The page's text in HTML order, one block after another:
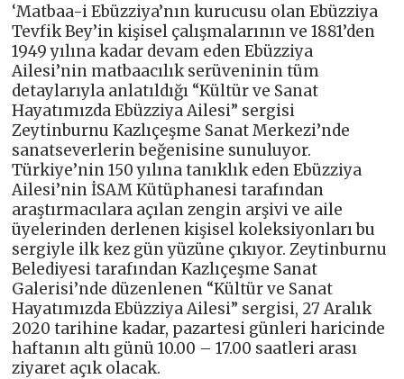
‘Matbaa-i Ebüzziya’nın kurucusu olan Ebüzziya
Tevfik Bey’in kişisel çalışmalarının ve 1881’den
1949 yılına kadar devam eden Ebüzziya
Ailesi’nin matbaacılık serüveninin tüm
detaylarıyla anlatıldığı “Kültür ve Sanat
Hayatımızda Ebüzziya Ailesi” sergisi
Zeytinburnu Kazlıçeşme Sanat Merkezi’nde
sanatseverlerin beğenisine sunuluyor.
Türkiye’nin 150 yılına tanıklık eden Ebüzziya
Ailesi’nin İSAM Kütüphanesi tarafından
araştırmacılara açılan zengin arşivi ve aile
üyelerinden derlenen kişisel koleksiyonları bu
sergiyle ilk kez gün yüzüne çıkıyor. Zeytinburnu
Belediyesi tarafından Kazlıçeşme Sanat
Galerisi’nde düzenlenen “Kültür ve Sanat
Hayatımızda Ebüzziya Ailesi” sergisi, 27 Aralık
2020 tarihine kadar, pazartesi günleri haricinde
haftanın altı günü 10.00 – 17.00 saatleri arası
ziyaret açık olacak.